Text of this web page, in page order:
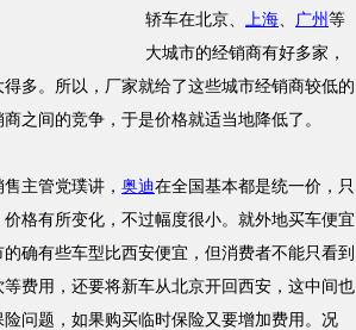
轿车在北京、 上海、 广州 等
大城市的经销商有好多家，
多。所以，厂家就给了这些城市经销商较低的
之间的竞争，于是价格就适当地降低了。
主管党璞讲， 奥迪在全国基本都是统一价，只
格有所变化，不过幅度很小。就外地买车便宜
确有些车型比西安便宜，但消费者不能只看到
费用，还要将新车从北京开回西安，这中间也
问题，如果购买临时保险又要增加费用。况